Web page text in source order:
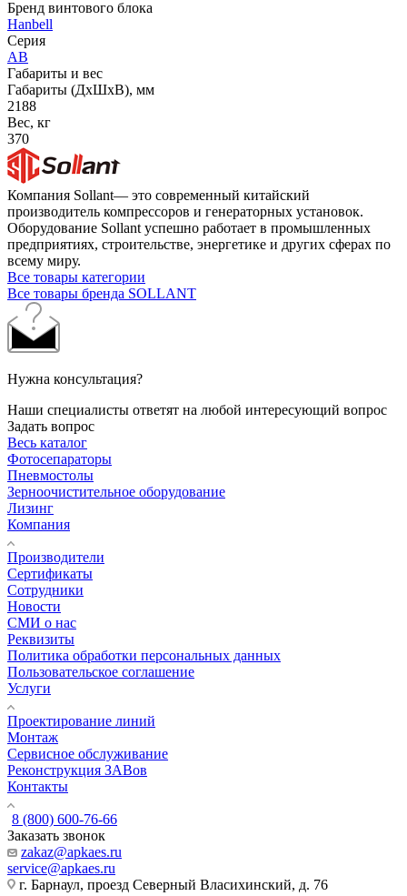
Бренд винтового блока
Hanbell
Серия
AB
Габариты и вес
Габариты (ДхШхВ), мм
2188
Вес, кг
370
Компания Sollant— это современный китайский
производитель компрессоров и генераторных установок.
Оборудование Sollant успешно работает в промышленных
предприятиях, строительстве, энергетике и других сферах по
всему миру.
Все товары категории
Все товары бренда SOLLANT
Нужна консультация?
Наши специалисты ответят на любой интересующий вопрос
Задать вопрос
Весь каталог
Фотосепараторы
Пневмостолы
Зерноочистительное оборудование
Лизинг
Компания
Производители
Сертификаты
Сотрудники
Новости
СМИ о нас
Реквизиты
Политика обработки персональных данных
Пользовательское соглашение
Услуги
Проектирование линий
Монтаж
Сервисное обслуживание
Реконструкция ЗАВов
Контакты
8 (800) 600-76-66
Заказать звонок
zakaz@apkaes.ru
service@apkaes.ru
г. Барнаул, проезд Северный Власихинский, д. 76